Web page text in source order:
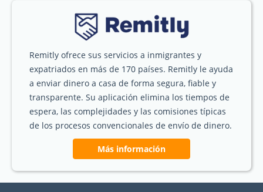
Remitly ofrece sus servicios a inmigrantes y
expatriados en más de 170 países. Remitly le ayuda
a enviar dinero a casa de forma segura, fiable y
transparente. Su aplicación elimina los tiempos de
espera, las complejidades y las comisiones típicas
de los procesos convencionales de envío de dinero.
Más información